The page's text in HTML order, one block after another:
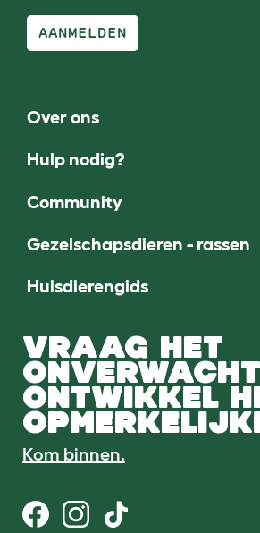
AANMELDEN
Over ons
Hulp nodig?
Community
Gezelschapsdieren - rassen
Huisdierengids
VRAAG HET
ONTWIKKEL
Kom binnen.